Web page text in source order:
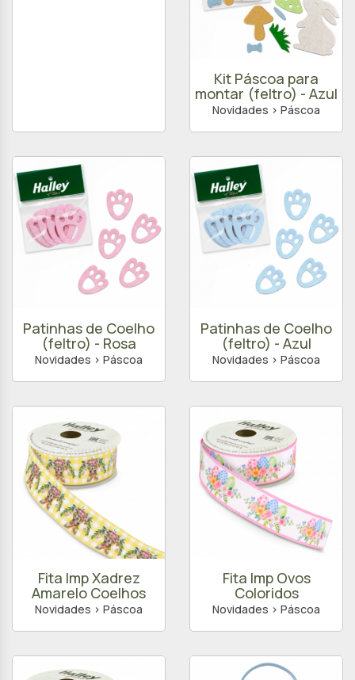
Kit Páscoa para
montar (feltro) - Azul
Novidades > Páscoa
Patinhas de Coelho
(feltro) - Rosa
Novidades > Páscoa
Patinhas de Coelho
(feltro) - Azul
Novidades > Páscoa
Fita Imp Xadrez
Amarelo Coelhos
Novidades > Páscoa
Fita Imp Ovos
Coloridos
Novidades > Páscoa